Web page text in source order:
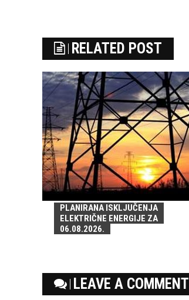
RELATED POST
PLANIRANA ISKLJUČENJA
ELEKTRIČNE ENERGIJE ZA
06.08.2026.
LEAVE A COMMENT